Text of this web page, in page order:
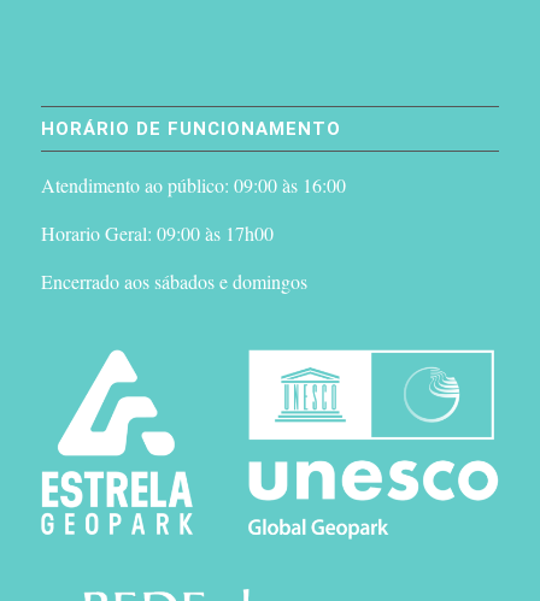
HORÁRIO DE FUNCIONAMENTO
Atendimento ao público: 09:00 às 16:00
Horario Geral: 09:00 às 17h00
Encerrado aos sábados e domingos